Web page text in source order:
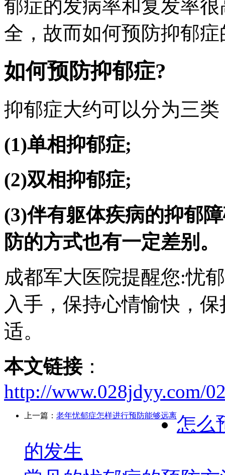
郁症的发病率和复发率
全，故而如何预防抑郁
如何预防抑郁症?
抑郁症大约可以分为三类
(1)单相抑郁症;
(2)双相抑郁症;
(3)伴有躯体疾病的抑郁
防的方式也有一定差别。
成都军大医院提醒您:忧
入手，保持心情愉快，
适。
本文链接：
http://www.028jdyy.com/
上一篇： 老年忧郁症怎样进行预防能够远离怎么
的发生